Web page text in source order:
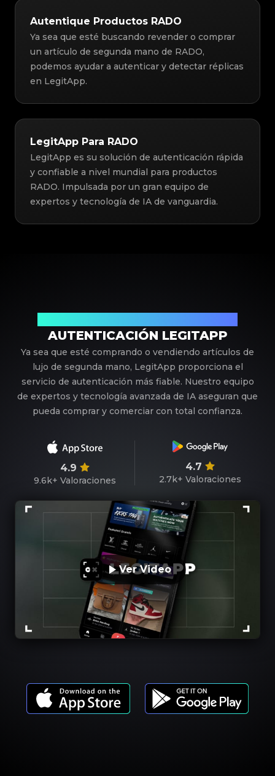
Autentique Productos RADO
Ya sea que esté buscando revender o comprar
un artículo de segunda mano de RADO,
podemos ayudar a autenticar y detectar réplicas
en LegitApp.
LegitApp Para RADO
LegitApp es su solución de autenticación rápida
y confiable a nivel mundial para productos
RADO. Impulsada por un gran equipo de
expertos y tecnología de IA de vanguardia.
AUTENTICACIÓN LEGITAPP
Ya sea que esté comprando o vendiendo artículos de
lujo de segunda mano, LegitApp proporciona el
servicio de autenticación más fiable. Nuestro equipo
de expertos y tecnología avanzada de IA aseguran que
pueda comprar y comerciar con total confianza.
4.9
9.6k+ Valoraciones
4.7
2.7k+ Valoraciones
Ver Video